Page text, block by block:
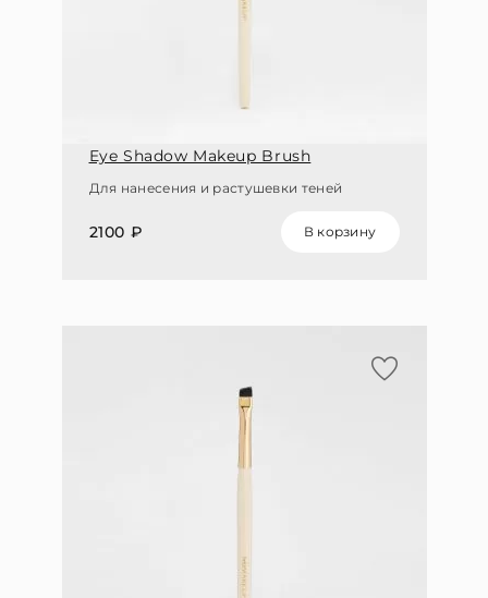
Eye Shadow Makeup Brush
Для нанесения и растушевки теней
2100 ₽ В корзину